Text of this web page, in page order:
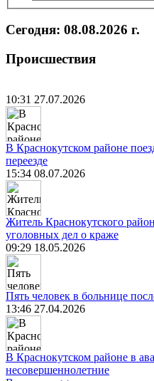
Сегодня: 08.08.2026 г.
Происшествия
10:31 27.07.2026
В Краснокутском районе
переезде
15:34 08.07.2026
Житель Краснокутского
уголовных дел о краже
09:29 18.05.2026
Пять человек в больнице
13:46 27.04.2026
В Краснокутском районе в
несовершеннолетние